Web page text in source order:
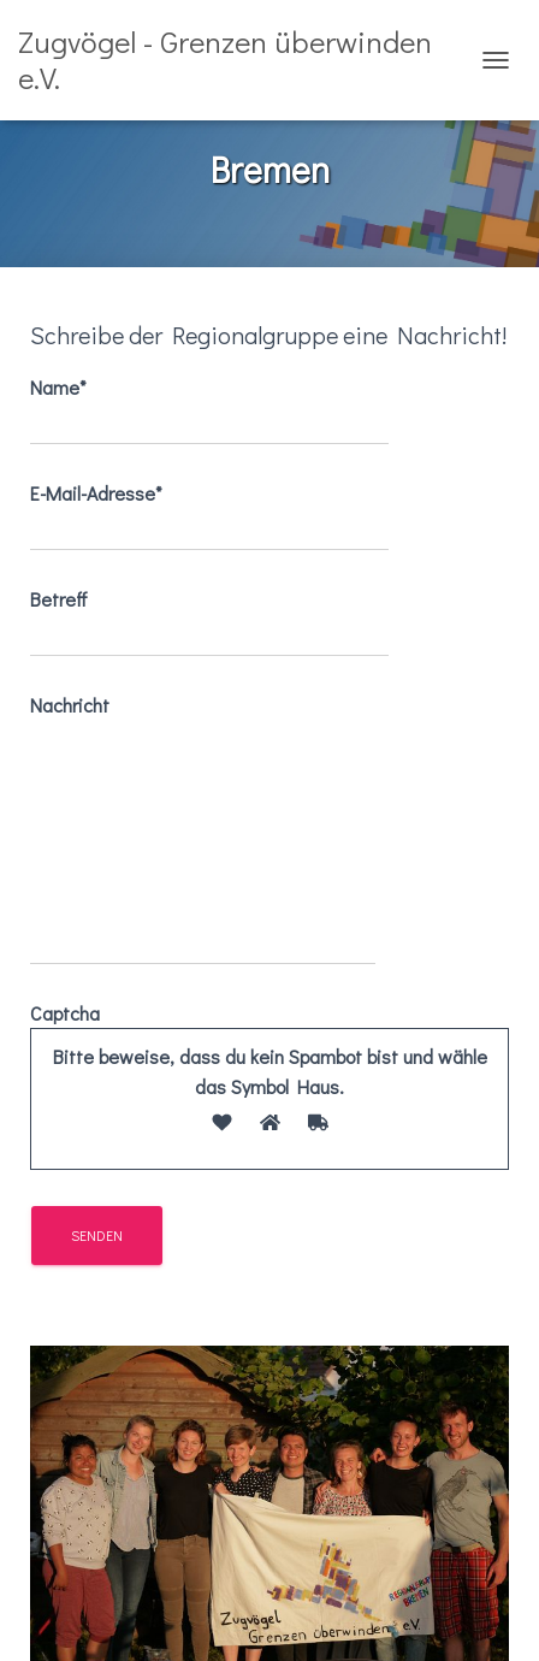
Zugvögel - Grenzen überwinden
e.V.
Bremen
Schreibe der Regionalgruppe eine Nachricht!
Name*
E-Mail-Adresse*
Betreff
Nachricht
Captcha
Bitte beweise, dass du kein Spambot bist und wähle
das Symbol Haus.